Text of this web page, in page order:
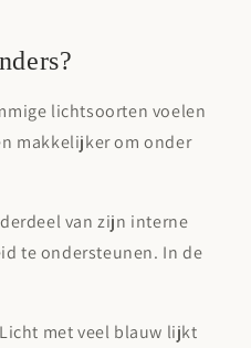
lichtsoorten voelen
makkelijker om onder
van zijn interne
te ondersteunen. In de
met veel blauw lijkt